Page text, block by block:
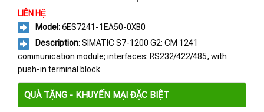
LIÊN HỆ
Model:6ES7241-1EA50-0XB0
Description: SIMATIC S7-1200 G2: CM 1241
communication module; interfaces: RS232/422/485, with
push-in terminal block
QUÀ TẶNG - KHUYẾN MẠI ĐẶC BIỆT